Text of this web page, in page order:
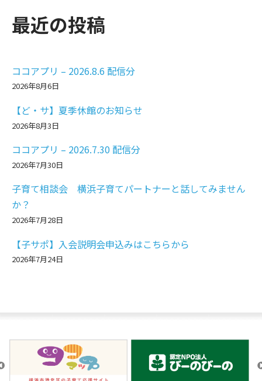
最近の投稿
ココアプリ – 2026.8.6 配信分
2026年8月6日
【ど・サ】夏季休館のお知らせ
2026年8月3日
ココアプリ – 2026.7.30 配信分
2026年7月30日
子育て相談会 横浜子育てパートナーと話してみません
か？
2026年7月28日
【子サポ】入会説明会申込みはこちらから
2026年7月24日